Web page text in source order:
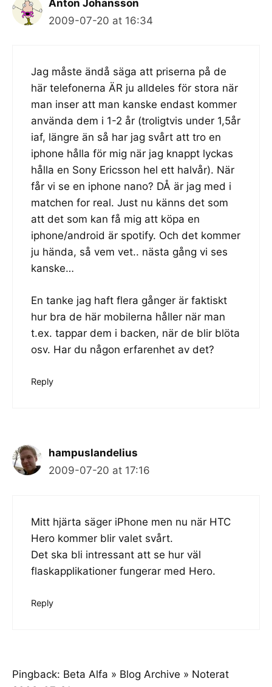
Anton Johansson
2009-07-20 at 16:34
Jag måste ändå säga att priserna på de
här telefonerna ÄR ju alldeles för stora när
man inser att man kanske endast kommer
använda dem i 1-2 år (troligtvis under 1,5år
iaf, längre än så har jag svårt att tro en
iphone hålla för mig när jag knappt lyckas
hålla en Sony Ericsson hel ett halvår). När
får vi se en iphone nano? DÅ är jag med i
matchen for real. Just nu känns det som
att det som kan få mig att köpa en
iphone/android är spotify. Och det kommer
ju hända, så vem vet.. nästa gång vi ses
kanske…
En tanke jag haft flera gånger är faktiskt
hur bra de här mobilerna håller när man
t.ex. tappar dem i backen, när de blir blöta
osv. Har du någon erfarenhet av det?
Reply
hampuslandelius
2009-07-20 at 17:16
Mitt hjärta säger iPhone men nu när HTC
Hero kommer blir valet svårt.
Det ska bli intressant att se hur väl
flaskapplikationer fungerar med Hero.
Reply
Pingback: Beta Alfa » Blog Archive » Noterat